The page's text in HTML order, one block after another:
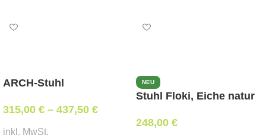
ARCH-Stuhl
315,00 € – 437,50 €
inkl. MwSt.
NEU
Stuhl Floki, Eiche natur
248,00 €